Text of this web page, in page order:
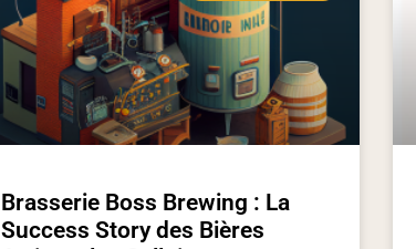
Brasserie Boss Brewing : La
Success Story des Bières